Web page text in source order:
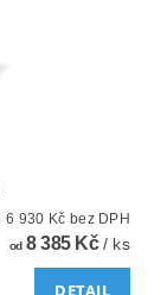
od 6 930 Kč bez DPH
od8 385 Kč/ ks
DETAIL